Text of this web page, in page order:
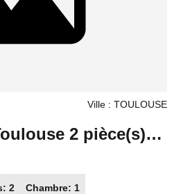
Ville : TOULOUSE
2 pièce(s)
2 Chambre: 1